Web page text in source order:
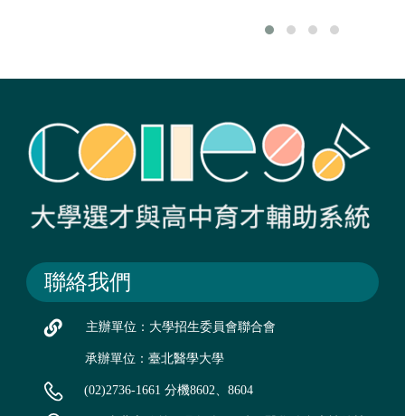
聯絡我們
主辦單位：大學招生委員會聯合會
承辦單位：臺北醫學大學
(02)2736-1661 分機8602、8604